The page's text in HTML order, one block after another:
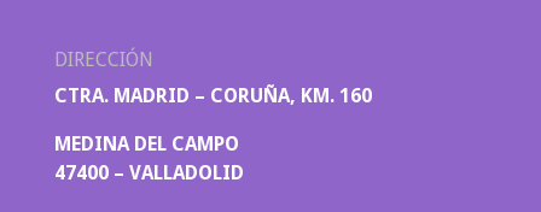
DIRECCIÓN
CTRA. MADRID – CORUÑA, KM. 160
MEDINA DEL CAMPO
47400 – VALLADOLID